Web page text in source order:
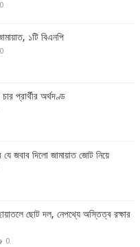
0
১টি বিএনপি
0
প্রার্থীর অর্থদণ্ড
জবাব দিলো জামায়াত জোট নিয়ে
ছোট দল, নেপথ্যে অস্তিত্ব রক্ষার
0